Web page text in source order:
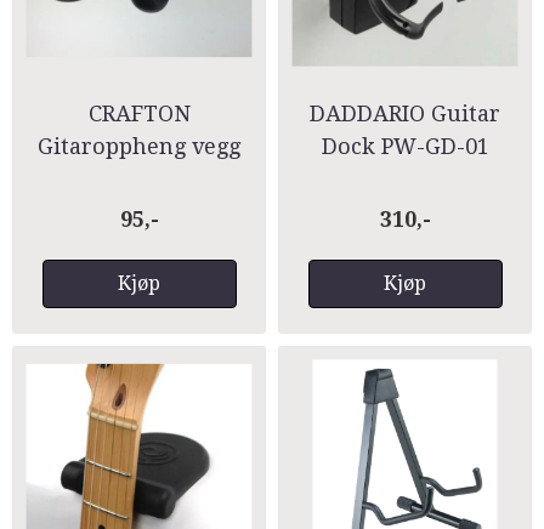
CRAFTON
Gitaroppheng vegg
95,-
Kjøp
DADDARIO Guitar
Dock PW-GD-01
310,-
Kjøp